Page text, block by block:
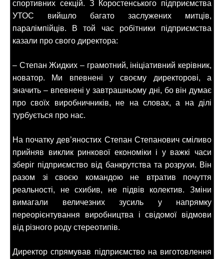
спортивних секцій. З Коростенського підприємства
УТОС вийшло багато заслужених митців,
паралімпійців. В той час робітники підприємства
казали про свого директора:
– Степан Жидких – грамотний, ініціативний керівник,
новатор. Ми впевнені у своєму директорові, а
значить – впевнені у завтрашньому дні, бо він думає
про своїх виробничників, не на словах, а на ділі
турбується про нас.
На початку дев’яностих Степан Степанович сміливо
прийняв виклик ринкової економіки і у важкі часи
зберіг підприємство від банкрутства та розрухи. Він
разом зі своєю командою не втратив почуття
реальності, не схибив, не підвів колектив. Зміни
вимагали величезних зусиль у напрямку
переорієнтування виробництва і свідомої відмови
від різного роду стереотипів.
Директор спрямував підприємство на виготовлення